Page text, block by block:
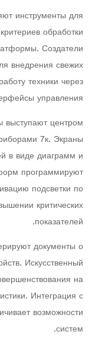
инструменты для
обработки
Создатели
внедрения свежих
техники через
управления.
центром
7к. Экраны
в виде диаграмм и
программируют
подсветки по
критических
показателей.
документы о
Искусственный
на
Интеграция с
возможности
систем.